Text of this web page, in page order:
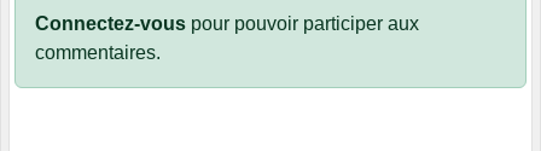
Connectez-vous pour pouvoir participer aux
commentaires.